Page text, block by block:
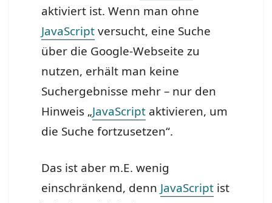
aktiviert ist. Wenn man ohne
JavaScriptversucht, eine Suche
über die Google-Webseite zu
nutzen, erhält man keine
Suchergebnisse mehr – nur den
Hinweis „JavaScript aktivieren, um
die Suche fortzusetzen“.
Das ist aber m.E. wenig
einschränkend, denn JavaScript ist